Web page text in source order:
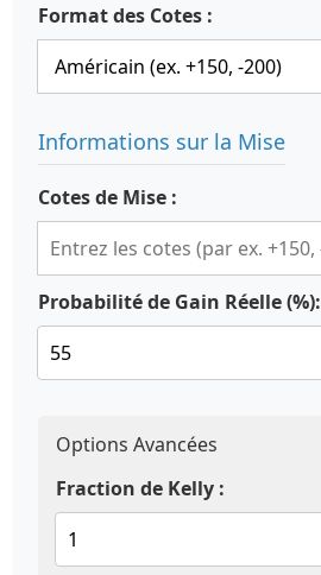
Format des Cotes :
Informations sur la Mise
Cotes de Mise :
Probabilité de Gain Réelle (%):
Options Avancées
Fraction de Kelly :